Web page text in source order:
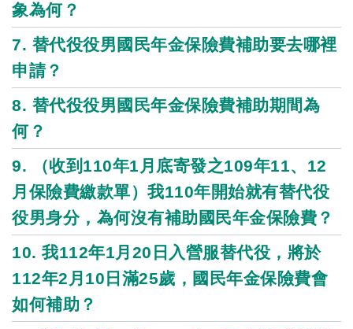
象為何？
7. 替代役役男國民年金保險費補助要去哪裡
申請？
8. 替代役役男國民年金保險費補助期間為
何？
9. （收到110年1月底寄發之109年11、12
月保險費繳款單）我110年開始就有替代役
役男身分，為何沒有補助國民年金保險費？
10. 我112年1月20日入營服替代役，將於
112年2月10日滿25歲，國民年金保險費會
如何補助？